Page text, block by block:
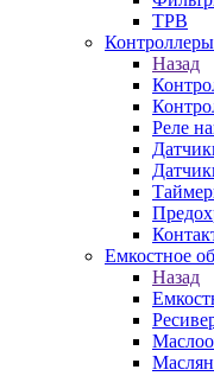
ТРВ
Назад
Реле
Емкостное
Назад